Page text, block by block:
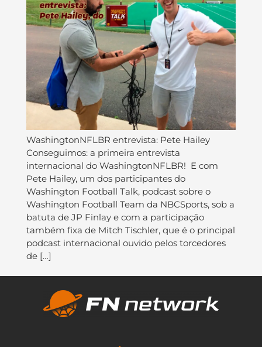
WashingtonNFLBR entrevista: Pete Hailey
Conseguimos: a primeira entrevista
internacional do WashingtonNFLBR! E com
Pete Hailey, um dos participantes do
Washington Football Talk, podcast sobre o
Washington Football Team da NBCSports, sob a
batuta de JP Finlay e com a participação
também fixa de Mitch Tischler, que é o principal
podcast internacional ouvido pelos torcedores
de […]